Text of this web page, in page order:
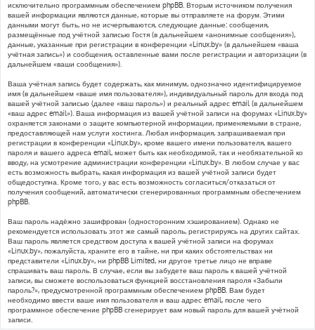
исключительно программным обеспечением phpBB. Вторым источником получения
вашей информации являются данные, которые вы отправляете на форум. Этими
данными могут быть, но не исчерпываются, следующие данные: сообщения,
размещённые под учётной записью Гостя (в дальнейшем «анонимные сообщения»),
данные, указанные при регистрации в конференции «Linux.by» (в дальнейшем «ваша
учётная запись») и сообщения, оставленные вами после регистрации и авторизации (в
дальнейшем «ваши сообщения»).
Ваша учётная запись будет содержать, как минимум, однозначно идентифицируемое
имя (в дальнейшем «ваше имя пользователя»), индивидуальный пароль для входа под
вашей учётной записью (далее «ваш пароль») и реальный адрес email (в дальнейшем
«ваш адрес email»). Ваша информация из вашей учётной записи на форумах «Linux.by»
охраняется законами о защите компьютерной информации, применяемыми в стране,
предоставляющей нам услуги хостинга. Любая информация, запрашиваемая при
регистрации в конференции «Linux.by», кроме вашего имени пользователя, вашего
пароля и вашего адреса email, может быть как необходимой, так и необязательной ко
вводу, на усмотрение администрации конференции «Linux.by». В любом случае у вас
есть возможность выбрать, какая информация из вашей учётной записи будет
общедоступна. Кроме того, у вас есть возможность согласиться/отказаться от
получения сообщений, автоматически сгенерированных программным обеспечением
phpBB.
Ваш пароль надёжно зашифрован (односторонним хэшированием). Однако не
рекомендуется использовать этот же самый пароль, регистрируясь на других сайтах.
Ваш пароль является средством доступа к вашей учётной записи на форумах
«Linux.by», пожалуйста, храните его в тайне, ни при каких обстоятельствах ни
представители «Linux.by», ни phpBB Limited, ни другое третье лицо не вправе
спрашивать ваш пароль. В случае, если вы забудете ваш пароль к вашей учётной
записи, вы сможете воспользоваться функцией восстановления пароля «Забыли
пароль?», предусмотренной программным обеспечением phpBB. Вам будет
необходимо ввести ваше имя пользователя и ваш адрес email, после чего
программное обеспечение phpBB сгенерирует вам новый пароль для вашей учётной
записи.